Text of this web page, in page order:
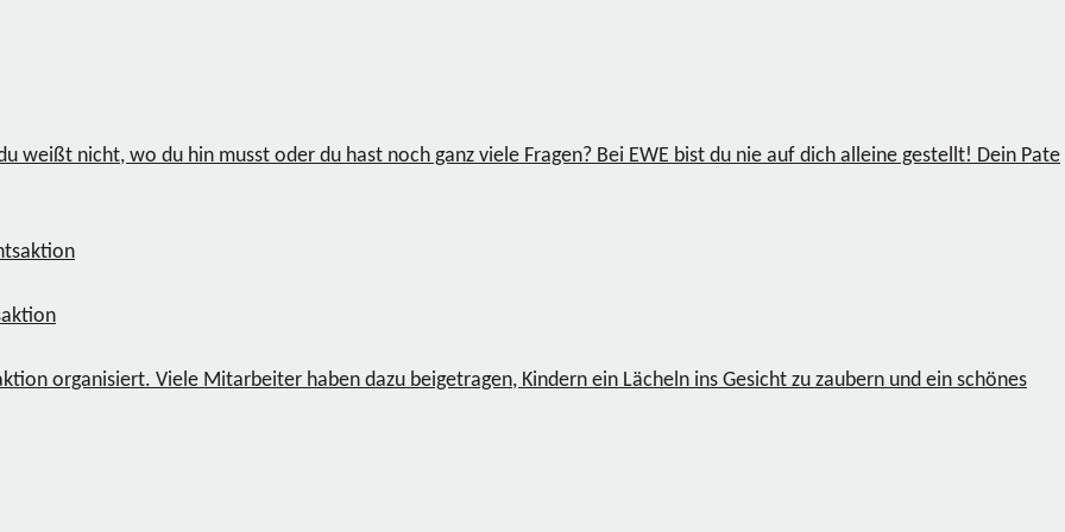
weißt nicht, wo du hin musst oder du hast noch ganz viele Fragen? Bei EWE bist du nie auf dich alleine gestellt! Dein Pate
organisiert. Viele Mitarbeiter haben dazu beigetragen, Kindern ein Lächeln ins Gesicht zu zaubern und ein schönes